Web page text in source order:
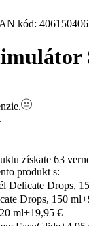
kód:
získate 63
produkt s:
Delicate Drops,
Drops, 150 ml
ml+19,95 €